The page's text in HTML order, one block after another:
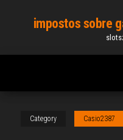
content
impostos sobre
Category Casio2387